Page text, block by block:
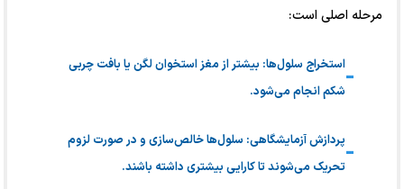
مرحله اصلی است:
استخراج سلول‌ها: بیشتر از مغز استخوان لگن یا بافت چربی
شکم انجام می‌شود.
پردازش آزمایشگاهی: سلول‌ها خالص‌سازی و در صورت لزوم
تحریک می‌شوند تا کارایی بیشتری داشته باشند.